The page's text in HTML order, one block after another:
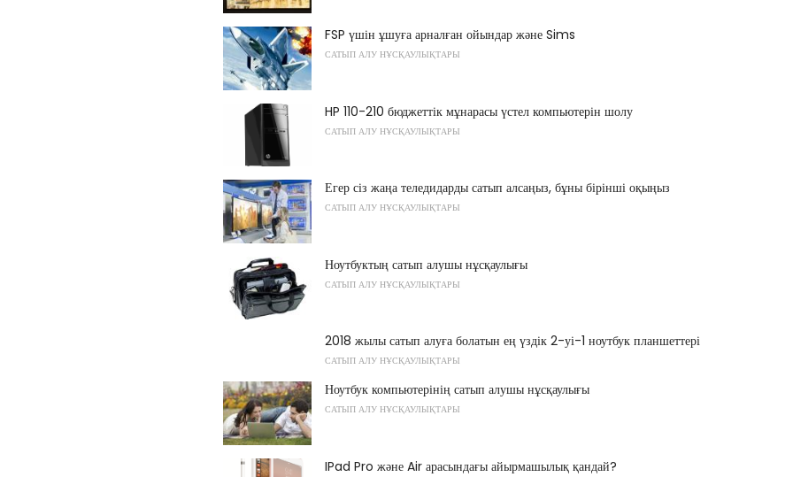
FSP үшін ұшуға арналған ойындар және Sims
САТЫП АЛУ НҰСҚАУЛЫҚТАРЫ
HP 110-210 бюджеттік мұнарасы үстел компьютерін шолу
САТЫП АЛУ НҰСҚАУЛЫҚТАРЫ
Егер сіз жаңа теледидарды сатып алсаңыз, бұны бірінші оқыңыз
САТЫП АЛУ НҰСҚАУЛЫҚТАРЫ
Ноутбуктың сатып алушы нұсқаулығы
САТЫП АЛУ НҰСҚАУЛЫҚТАРЫ
2018 жылы сатып алуға болатын ең үздік 2-уі-1 ноутбук планшеттері
САТЫП АЛУ НҰСҚАУЛЫҚТАРЫ
Ноутбук компьютерінің сатып алушы нұсқаулығы
САТЫП АЛУ НҰСҚАУЛЫҚТАРЫ
IPad Pro және Air арасындағы айырмашылық қандай?